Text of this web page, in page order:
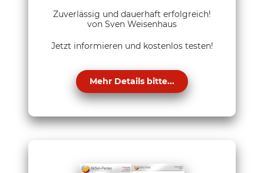
Zuverlässig und dauerhaft erfolgreich!
von Sven Weisenhaus
Jetzt informieren und kostenlos testen!
Mehr Details bitte...